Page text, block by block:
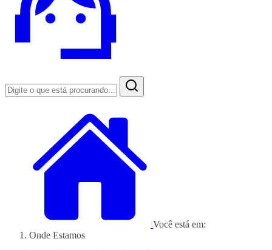
Você está em:
Onde Estamos